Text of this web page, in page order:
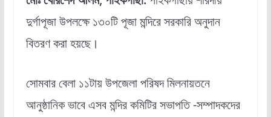
দুর্গাপূজা উপলক্ষে ১৩০টি পূজা মন্দিরে সরকারি অনুদান
বিতরণ করা হয়ছে।
সোমবার বেলা ১১টায় উপজেলা পরিষদ মিলনায়তনে
আনুষ্ঠানিক ভাবে এসব মন্দির কমিটির সভাপতি -সম্পাদকদের